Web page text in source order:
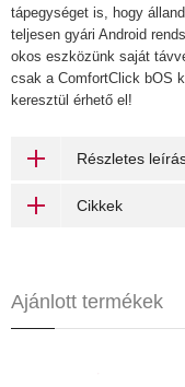
tápegységet is, hogy
teljesen gyári Android
okos eszközünk saját
csak a ComfortClick bOS
keresztül érhető el!
Részletes
Cikkek
Ajánlott termékek